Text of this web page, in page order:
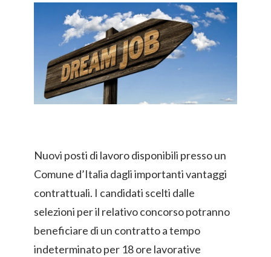
Nuovi posti di lavoro disponibili presso un
Comune d’Italia dagli importanti vantaggi
contrattuali. I candidati scelti dalle
selezioni per il relativo concorso potranno
beneficiare di un contratto a tempo
indeterminato per 18 ore lavorative